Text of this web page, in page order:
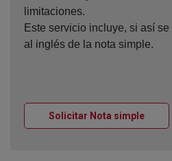
limitaciones.
Este servicio incluye, si así
al inglés de la nota simple.
Solicitar Nota simple